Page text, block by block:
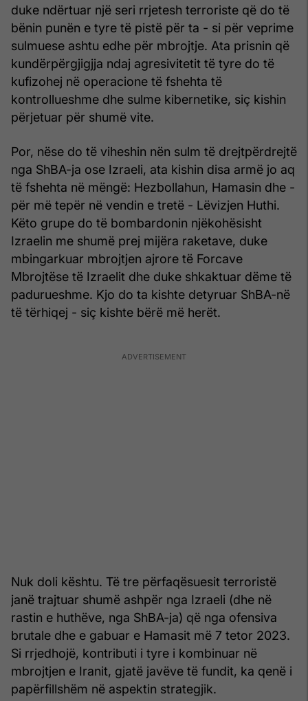
duke ndërtuar një seri rrjetesh terroriste që do të
bënin punën e tyre të pistë për ta - si për veprime
sulmuese ashtu edhe për mbrojtje. Ata prisnin që
kundërpërgjigjja ndaj agresivitetit të tyre do të
kufizohej në operacione të fshehta të
kontrollueshme dhe sulme kibernetike, siç kishin
përjetuar për shumë vite.
Por, nëse do të viheshin nën sulm të drejtpërdrejtë
nga ShBA-ja ose Izraeli, ata kishin disa armë jo aq
të fshehta në mëngë: Hezbollahun, Hamasin dhe -
për më tepër në vendin e tretë - Lëvizjen Huthi.
Këto grupe do të bombardonin njëkohësisht
Izraelin me shumë prej mijëra raketave, duke
mbingarkuar mbrojtjen ajrore të Forcave
Mbrojtëse të Izraelit dhe duke shkaktuar dëme të
padurueshme. Kjo do ta kishte detyruar ShBA-në
të tërhiqej - siç kishte bërë më herët.
Nuk doli kështu. Të tre përfaqësuesit terroristë
janë trajtuar shumë ashpër nga Izraeli (dhe në
rastin e huthëve, nga ShBA-ja) që nga ofensiva
brutale dhe e gabuar e Hamasit më 7 tetor 2023.
Si rrjedhojë, kontributi i tyre i kombinuar në
mbrojtjen e Iranit, gjatë javëve të fundit, ka qenë i
papërfillshëm në aspektin strategjik.